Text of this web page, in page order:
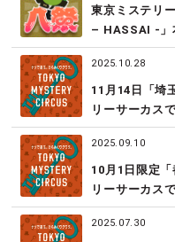
東京ミステリ
– HASSAI -」
2025.10.28
11月14日「埼
リーサーカス
2025.09.10
10月1日限定
リーサーカス
2025.07.30